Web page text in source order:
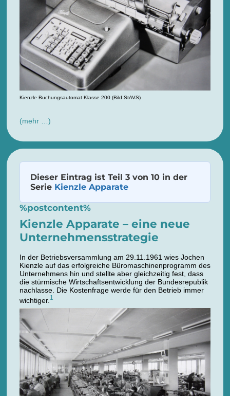
Kienzle Buchungsautomat Klasse 200 (Bild StAVS)
(mehr …)
Dieser Eintrag ist Teil 3 von 10 in der
Serie Kienzle Apparate
%postcontent%
Kienzle Apparate – eine neue
Unternehmensstrategie
In der Betriebsversammlung am 29.11.1961 wies Jochen
Kienzle auf das erfolgreiche Büromaschinenprogramm des
Unternehmens hin und stellte aber gleichzeitig fest, dass
die stürmische Wirtschaftsentwicklung der Bundesrepublik
nachlasse. Die Kostenfrage werde für den Betrieb immer
wichtiger. 1